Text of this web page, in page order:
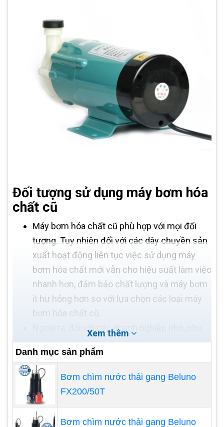
Đối tượng sử dụng máy bơm hóa
chất cũ
Máy bơm hóa chất cũ phù hợp với mọi đối
tượng. Tuy nhiên đối với các dây chuyền sản
xuất hoạt động liên tục việc sử dụng máy
bơm hóa chất mới vẫn cho hiệu suất làm việc
nhanh hơn, đảm bảo chất lượng và máy bơm
ít hư hỏng hơn so với lựa chọn các loại máy
bơm hóa chất cũ.
Ngoài ra, đối với các doanh nghiệp nhỏ, nhu
cầu sử dụng ít, không thường xuyên liên tục
có thể lựa chọn máy bơm hóa chất cũ để tiết
kiệm chi phí, không lo ảnh hưởng hiệu quả
làm việc.
Việc sử dụng máy bơm ít và không liên tục.
Kinh phí dự trù để mua trang thiết bị thấp.
Xem thêm
Danh mục sản phẩm
Bơm chìm nước thải gang Beluno
FX200/50T
Bơm chìm nước thải gang Beluno